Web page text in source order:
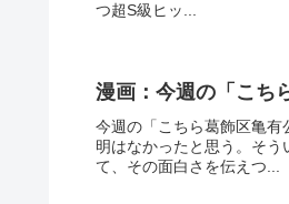
つ超S級ヒッ...
漫画：今週の「こち
今週の「こちら葛飾区亀有
明はなかったと思う。そ
て、その面白さを伝えつ...